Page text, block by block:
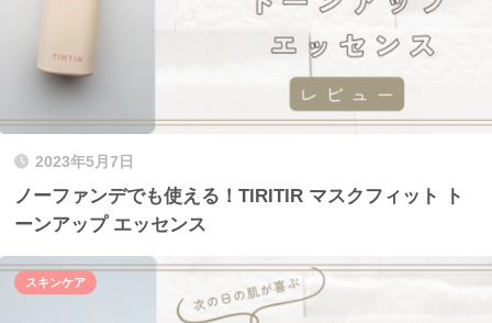
2023年5月7日
ノーファンデでも使える！TIRITIR マスクフィット ト
ーンアップ エッセンス
スキンケア